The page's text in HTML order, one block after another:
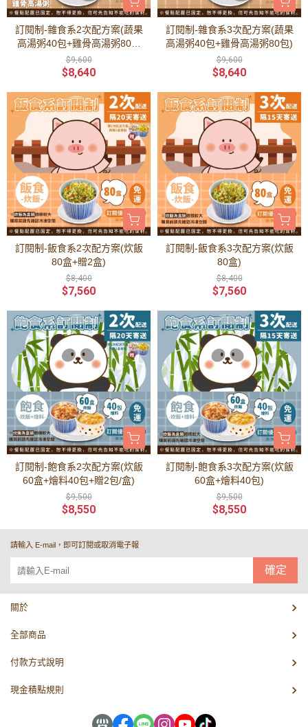
訂閱制-雜食系2次配方案(蔬果
高湯粥40包+雞骨高湯粥80包
+贈2包)
$9,600
$8,640
訂閱制-雜食系3次配方案(蔬果
高湯粥40包+雞骨高湯粥80包)
$9,600
$8,640
訂閱制-飯食系2次配方案(炊飯
80盒+贈2盒)
$8,400
$7,560
訂閱制-飯食系3次配方案(炊飯
80盒)
$8,400
$7,560
訂閱制-飽食系2次配方案(炊飯
60盒+燴料40包+贈2包/盒)
$9,500
$8,550
訂閱制-飽食系3次配方案(炊飯
60盒+燴料40包)
$9,500
$8,550
請輸入 E-mail，即可訂閱或取消電子報
確定
關於
全部商品
付款方式說明
現金積點規則